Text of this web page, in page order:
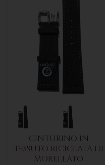
CINTURINO IN
TESSUTO RICICLATA DI
MORELLATO